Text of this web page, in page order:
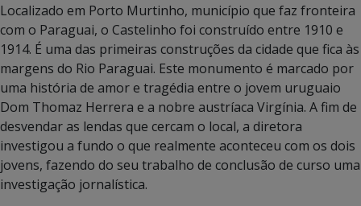
Localizado em Porto Murtinho, município que faz fronteira
com o Paraguai, o Castelinho foi construído entre 1910 e
1914. É uma das primeiras construções da cidade que fica às
margens do Rio Paraguai. Este monumento é marcado por
uma história de amor e tragédia entre o jovem uruguaio
Dom Thomaz Herrera e a nobre austríaca Virgínia. A fim de
desvendar as lendas que cercam o local, a diretora
investigou a fundo o que realmente aconteceu com os dois
jovens, fazendo do seu trabalho de conclusão de curso uma
investigação jornalística.